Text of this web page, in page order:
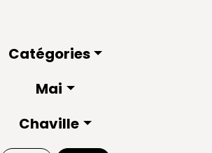
Catégories
Mai
Chaville